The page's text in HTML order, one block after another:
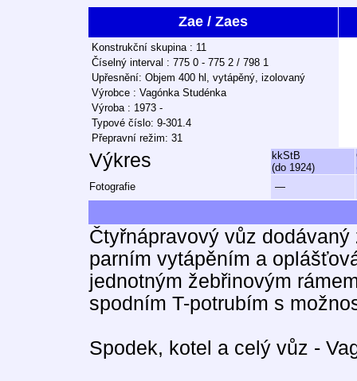
Zae / Zaes
Konstrukční skupina : 11
Číselný interval : 775 0 - 775 2 / 798 1
Upřesnění: Objem 400 hl, vytápěný, izolovaný
Výrobce : Vagónka Studénka
Výroba : 1973 -
Typové číslo: 9-301.4
Přepravní režim: 31
Výkres
kkStB
(do 1924)
Fotografie
—
Čtyřnápravový vůz
parním vytápěním a
jednotným žebřinovým
spodním T-potrubím s
Spodek, kotel a celý vůz -